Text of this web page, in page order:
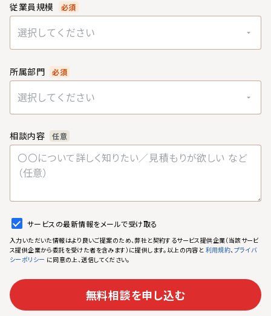
従業員規模 必須
選択してください
所属部門 必須
選択してください
相談内容 任意
サービスの最新情報をメールで受け取る
入力いただいた情報はより良いご提案のため、弊社と契約するサービス提供企業（当該サービ
ス提供企業から委託を受けた者を含みます）に提供します。以上の内容と 利用規約、プライバ
シーポリシー に同意の上、送信してください。
無料相談を申し込む